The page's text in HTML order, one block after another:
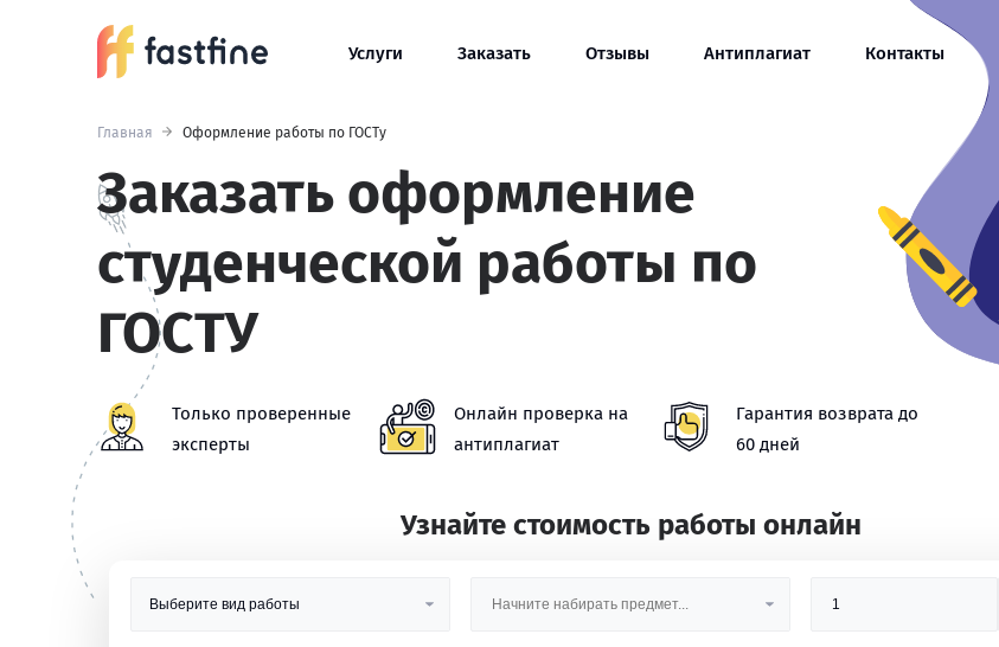
Услуги Заказать Отзывы Антиплагиат Контакты
Главная Оформление работы по ГОСТу
Заказать оформление
студенческой работы по
ГОСТУ
Только проверенные
эксперты
Онлайн проверка на
антиплагиат
Гарантия возврата до
60 дней
Узнайте стоимость работы онлайн